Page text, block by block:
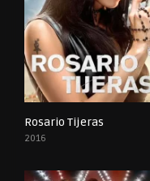
Rosario Tijeras
2016